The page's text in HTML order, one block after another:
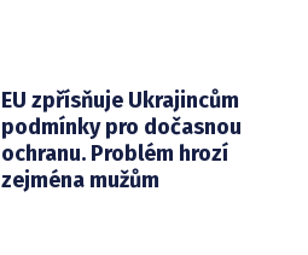
EU zpřísňuje Ukrajincům
podmínky pro dočasnou
ochranu. Problém hrozí
zejména mužům